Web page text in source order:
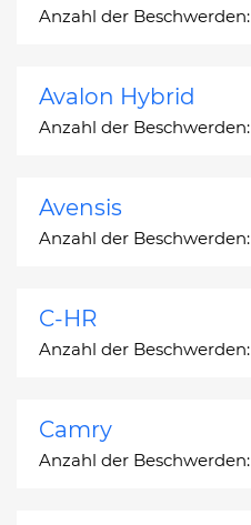
Anzahl der Beschwerden:
Avalon Hybrid
Anzahl der Beschwerden:
Avensis
Anzahl der Beschwerden:
C-HR
Anzahl der Beschwerden:
Camry
Anzahl der Beschwerden: